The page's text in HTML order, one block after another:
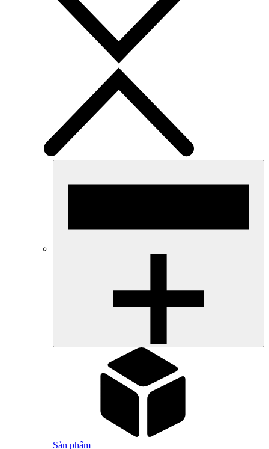
Sản phẩm